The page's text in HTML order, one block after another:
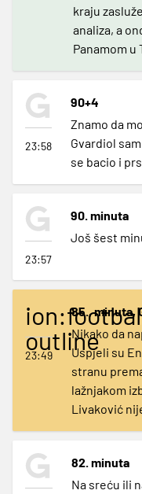
kraju
analiza, a
Panamom u
23:58
90+4
Znamo da
Gvardiol
se bacio i
23:57
90. minuta
Još šest
outline
23:49
85., minuta,
Nikako da
Uspjeli su
stranu
lažnjakom
Livaković
82. minuta
Na sreću ili